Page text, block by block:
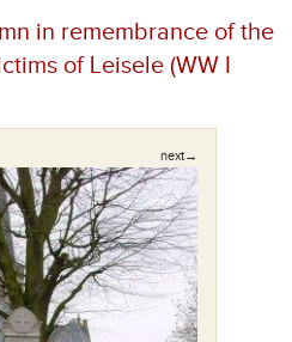
in remembrance of the
of Leisele (WW I
next→